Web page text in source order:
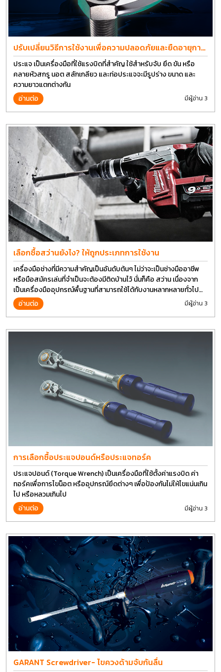
ปรับเปลี่ยนวิธีการใช้งานเพื่อความปลอดภัยและยืดอายุการ
ใช้งานประแจได้อีกนาน
ประแจ เป็นเครื่องมือที่ใช้แรงบิดที่สำคัญ ใช้สำหรับจับ ยึด ขัน หรือ
คลายหัวสกรู นอต สลักเกลียว และท่อประแจจะมีรูปร่าง ขนาด และ
ความยาวแตกต่างกัน
อ่านต่อ
มีผู้อ่าน 3
เลือกซื้อสว่านยังไง? ให้ถูกประเภทการใช้งาน
เครื่องมือช่างที่มีความสำคัญเป็นอันดับต้นๆ ไม่ว่าจะเป็นช่างมืออาชีพ
หรือมือสมัครเล่นที่จำเป็นจะต้องมีติดบ้านไว้ นั่นก็คือ สว่าน เนื่องจาก
เป็นเครื่องมืออุปกรณ์พื้นฐานที่สามารถใช้ได้กับงานหลากหลายทั่วไป
เรียกว่า เป็นเครื่องมือที่ใช้ง่าย ใครๆก็สามารถใช้ได้
อ่านต่อ มีผู้อ่าน 3
การเลือกซื้อประแจปอนด์หรือประแจทอร์ค
ประแจปอนด์ (Torque Wrench) เป็นเครื่องมือที่ใช้ตั้งค่าแรงบิด ค่า
ทอร์คเพื่อการไขน็อต หรืออุปกรณ์ยึดต่างๆ เพื่อป้องกันไม่ให้ไขแน่นเกิน
ไป หรือหลวมเกินไป
อ่านต่อ
มีผู้อ่าน 3
GARANT Screwdriver- ไขควงด้ามจับกันลื่น